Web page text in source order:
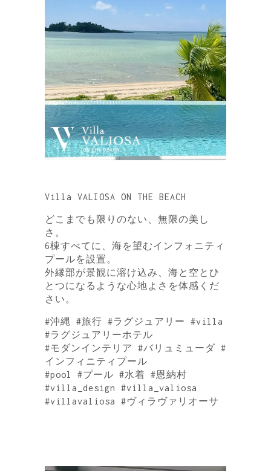
Villa VALIOSA ON THE BEACH
どこまでも限りのない、無限の美し
さ。
6棟すべてに、海を望むインフォニティ
プールを設置。
外縁部が景観に溶け込み、海と空とひ
とつになるような心地よさを体感くだ
さい。
#沖縄 #旅行 #ラグジュアリー #villa
#ラグジュアリーホテル
#モダンインテリア #バリュミューダ #
インフィニティプール
#pool #プール #水着 #恩納村
#villa_design #villa_valiosa
#villavaliosa #ヴィラヴァリオーサ